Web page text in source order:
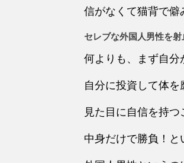
信がなくて猫背で僻
セレブな外国人男性を
何よりも、まず自分
自分に投資して体を
見た目に自信を持つ
中身だけで勝負！と